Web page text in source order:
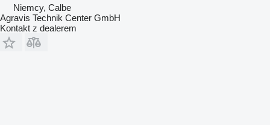
Niemcy, Calbe
Agravis Technik Center GmbH
Kontakt z dealerem